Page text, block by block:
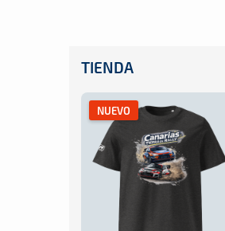
TIENDA
NUEVO